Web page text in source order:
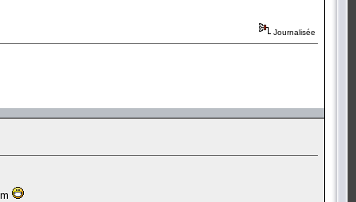
Journalisée